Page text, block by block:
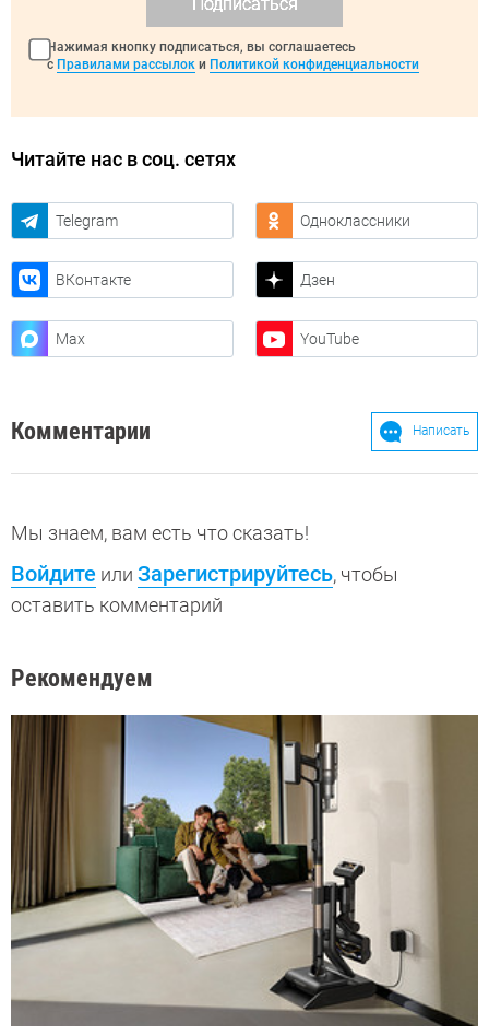
Нажимая кнопку подписаться, вы соглашаетесь
с Правилами рассылок и Политикой конфиденциальности
Читайте нас в соц. сетях
Telegram Одноклассники
ВКонтакте Дзен
Max YouTube
Комментарии Написать
Мы знаем, вам есть что сказать!
Войдите или Зарегистрируйтесь, чтобы
оставить комментарий
Рекомендуем